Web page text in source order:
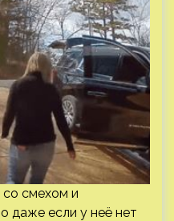
смехом и
даже если у неё нет